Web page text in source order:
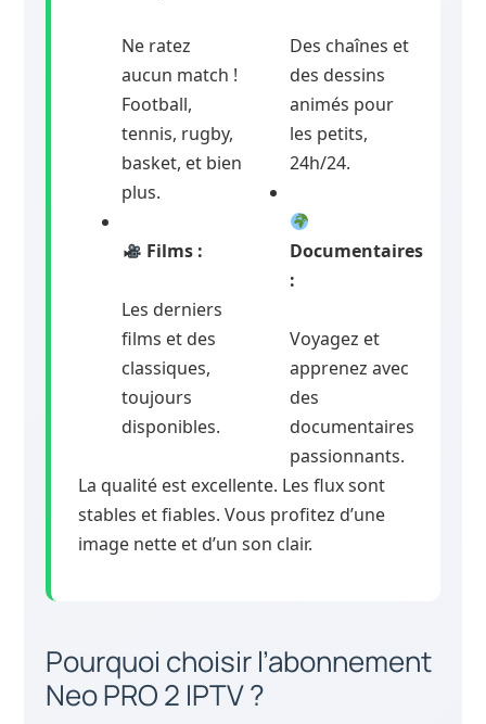
Ne ratez
aucun match !
Football,
tennis, rugby,
basket, et bien
plus.
Films :
Les derniers
films et des
classiques,
toujours
disponibles.
Des chaînes et
des dessins
animés pour
les petits,
24h/24.
Documentaires
:
Voyagez et
apprenez avec
des
documentaires
passionnants.
La qualité est excellente. Les flux sont
stables et fiables. Vous profitez d’une
image nette et d’un son clair.
Pourquoi choisir l’abonnement
Neo PRO 2 IPTV ?